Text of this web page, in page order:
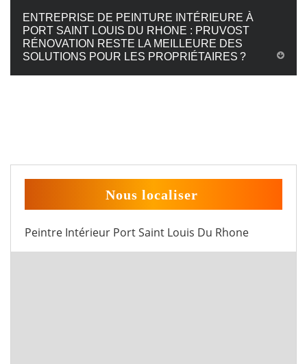
ENTREPRISE DE PEINTURE INTÉRIEURE À
PORT SAINT LOUIS DU RHONE : PRUVOST
RÉNOVATION RESTE LA MEILLEURE DES
SOLUTIONS POUR LES PROPRIÉTAIRES ?
Nous localiser
Peintre Intérieur Port Saint Louis Du Rhone